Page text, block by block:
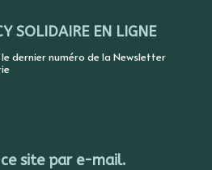
SOLIDAIRE EN LIGNE
dernier numéro de la Newsletter
site par e-mail.